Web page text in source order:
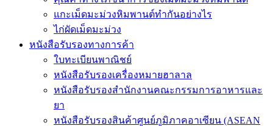
แกะเม็ดมะม่วงหิมพานต์ทำกันอย่างไร
ไก่ผัดเม็ดมะม่วง
หนังสือรับรองทางการค้า
ใบทะเบียนพาณิชย์
หนังสือรับรองเครื่องหมายฮาลาล
หนังสือรับรองสำนักงานคณะกรรมการอาหารและ
ยา
หนังสือรับรองสินค้าศูนย์ภูมิภาคอาเซียน (ASEAN